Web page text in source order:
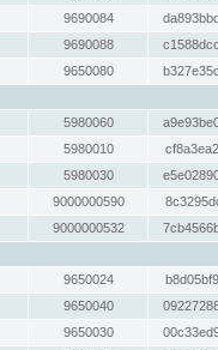
9690084
9690088
9650080
5980060
5980010
5980030
9000000590
9000000532
9650024
9650040
9650030